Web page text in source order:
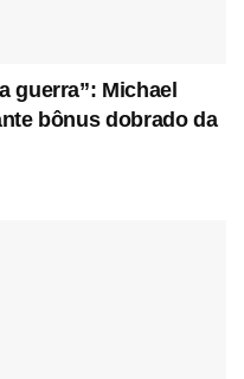
guerra”: Michael
bônus dobrado da